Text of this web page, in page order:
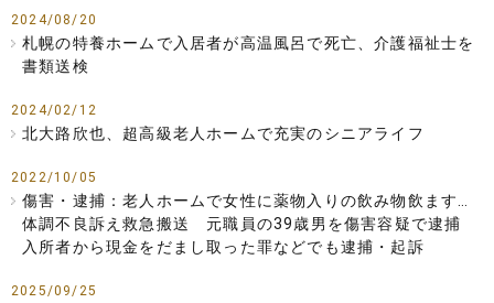
2024/08/20
札幌の特養ホームで入居者が高温風呂で死亡、介護福祉士を
書類送検
2024/02/12
北大路欣也、超高級老人ホームで充実のシニアライフ
2022/10/05
傷害・逮捕：老人ホームで女性に薬物入りの飲み物飲ます…
体調不良訴え救急搬送 元職員の39歳男を傷害容疑で逮捕
入所者から現金をだまし取った罪などでも逮捕・起訴
2025/09/25